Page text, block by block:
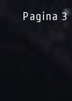
Pagina 3